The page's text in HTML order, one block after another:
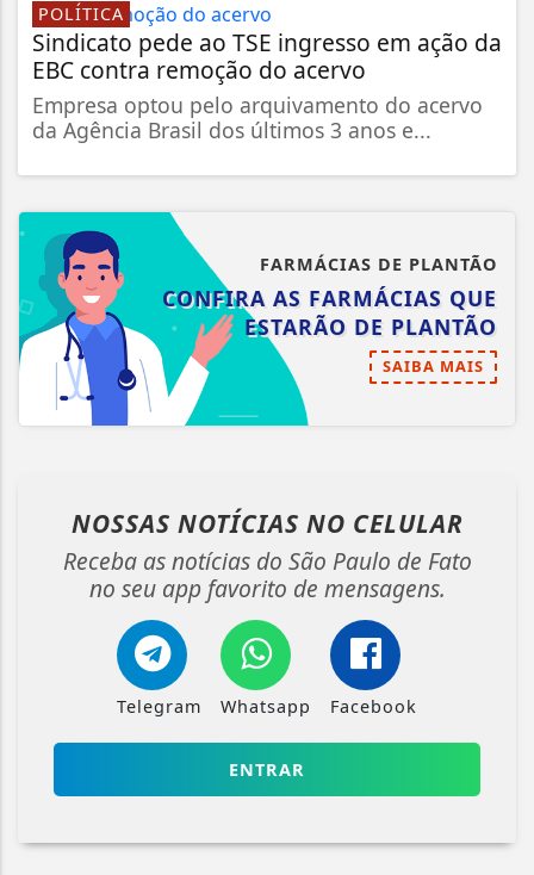
POLÍTICA
Sindicato pede ao TSE ingresso em ação da
EBC contra remoção do acervo
Empresa optou pelo arquivamento do acervo
da Agência Brasil dos últimos 3 anos e...
FARMÁCIAS DE PLANTÃO
CONFIRA AS FARMÁCIAS QUE
ESTARÃO DE PLANTÃO
SAIBA MAIS
NOSSAS NOTÍCIAS NO CELULAR
Receba as notícias do São Paulo de Fato
no seu app favorito de mensagens.
Telegram Whatsapp Facebook
ENTRAR